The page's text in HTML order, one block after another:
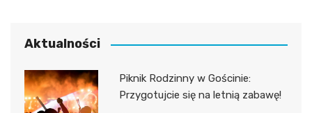
Aktualności
Piknik Rodzinny w Gościnie:
Przygotujcie się na letnią zabawę!